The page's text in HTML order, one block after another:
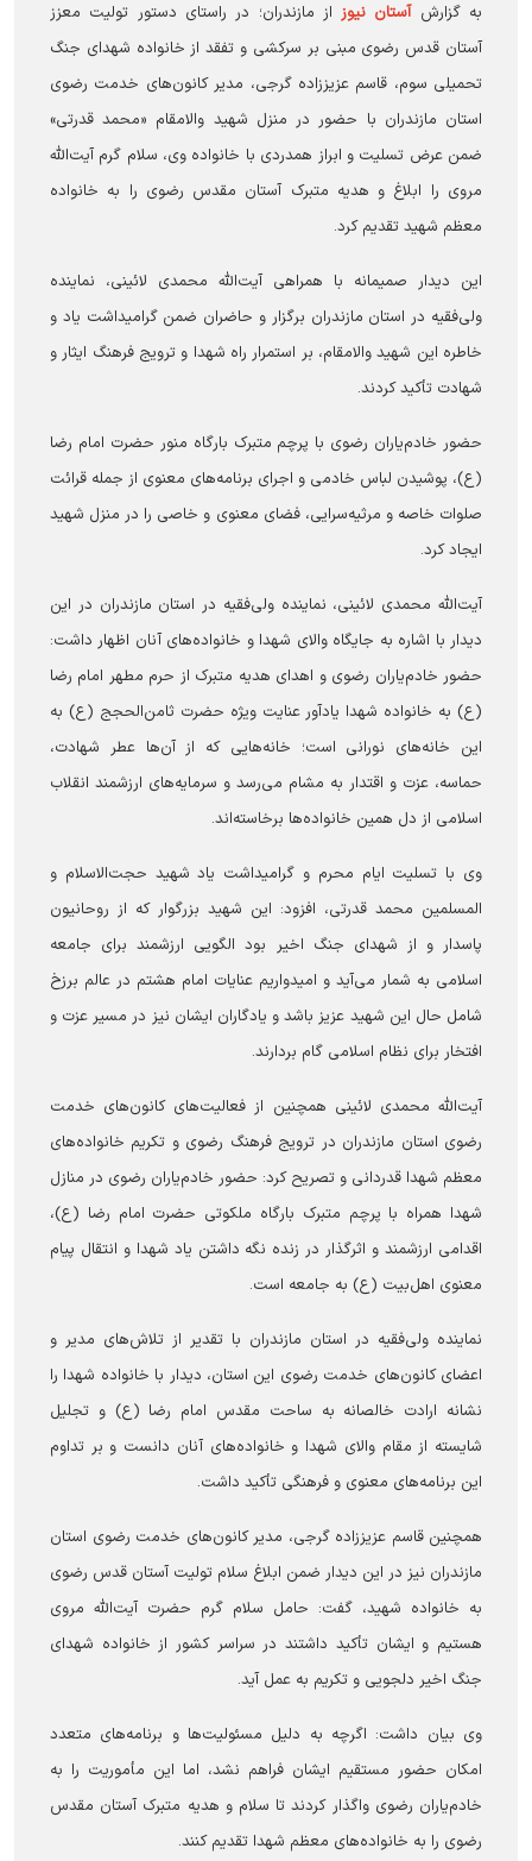
به گزارش آستان نیوزاز مازندران؛ در راستای دستور تولیت معزز
آستان قدس رضوی مبنی بر سرکشی و تفقد از خانواده شهدای جنگ
تحمیلی سوم، قاسم عزیززاده گرجی، مدیر کانون‌های خدمت رضوی
استان مازندران با حضور در منزل شهید والامقام «محمد قدرتی»
ضمن عرض تسلیت و ابراز همدردی با خانواده وی، سلام گرم آیت‌الله
مروی را ابلاغ و هدیه متبرک آستان مقدس رضوی را به خانواده
معظم شهید تقدیم کرد.
این دیدار صمیمانه با همراهی آیت‌الله محمدی لائینی، نماینده
ولی‌فقیه در استان مازندران برگزار و حاضران ضمن گرامیداشت یاد و
خاطره این شهید والامقام، بر استمرار راه شهدا و ترویج فرهنگ ایثار و
شهادت تأکید کردند.
حضور خادم‌یاران رضوی با پرچم متبرک بارگاه منور حضرت امام رضا
(ع)، پوشیدن لباس خادمی و اجرای برنامه‌های معنوی از جمله قرائت
صلوات خاصه و مرثیه‌سرایی، فضای معنوی و خاصی را در منزل شهید
ایجاد کرد.
آیت‌الله محمدی لائینی، نماینده ولی‌فقیه در استان مازندران در این
دیدار با اشاره به جایگاه والای شهدا و خانواده‌های آنان اظهار داشت:
حضور خادم‌یاران رضوی و اهدای هدیه متبرک از حرم مطهر امام رضا
(ع) به خانواده شهدا یادآور عنایت ویژه حضرت ثامن‌الحجج (ع) به
این خانه‌های نورانی است؛ خانه‌هایی که از آن‌ها عطر شهادت،
حماسه، عزت و اقتدار به مشام می‌رسد و سرمایه‌های ارزشمند انقلاب
اسلامی از دل همین خانواده‌ها برخاسته‌اند.
وی با تسلیت ایام محرم و گرامیداشت یاد شهید حجت‌الاسلام و
المسلمین محمد قدرتی، افزود: این شهید بزرگوار که از روحانیون
پاسدار و از شهدای جنگ اخیر بود الگویی ارزشمند برای جامعه
اسلامی به شمار می‌آید و امیدواریم عنایات امام هشتم در عالم برزخ
شامل حال این شهید عزیز باشد و یادگاران ایشان نیز در مسیر عزت و
افتخار برای نظام اسلامی گام بردارند.
آیت‌الله محمدی لائینی همچنین از فعالیت‌های کانون‌های خدمت
رضوی استان مازندران در ترویج فرهنگ رضوی و تکریم خانواده‌های
معظم شهدا قدردانی و تصریح کرد: حضور خادم‌یاران رضوی در منازل
شهدا همراه با پرچم متبرک بارگاه ملکوتی حضرت امام رضا (ع)،
اقدامی ارزشمند و اثرگذار در زنده نگه داشتن یاد شهدا و انتقال پیام
معنوی اهل‌بیت (ع) به جامعه است.
نماینده ولی‌فقیه در استان مازندران با تقدیر از تلاش‌های مدیر و
اعضای کانون‌های خدمت رضوی این استان، دیدار با خانواده شهدا را
نشانه ارادت خالصانه به ساحت مقدس امام رضا (ع) و تجلیل
شایسته از مقام والای شهدا و خانواده‌های آنان دانست و بر تداوم
این برنامه‌های معنوی و فرهنگی تأکید داشت.
همچنین قاسم عزیززاده گرجی، مدیر کانون‌های خدمت رضوی استان
مازندران نیز در این دیدار ضمن ابلاغ سلام تولیت آستان قدس رضوی
به خانواده شهید، گفت: حامل سلام گرم حضرت آیت‌الله مروی
هستیم و ایشان تأکید داشتند در سراسر کشور از خانواده شهدای
جنگ اخیر دلجویی و تکریم به عمل آید.
وی بیان داشت: اگرچه به دلیل مسئولیت‌ها و برنامه‌های متعدد
امکان حضور مستقیم ایشان فراهم نشد، اما این مأموریت را به
خادم‌یاران رضوی واگذار کردند تا سلام و هدیه متبرک آستان مقدس
رضوی را به خانواده‌های معظم شهدا تقدیم کنند.